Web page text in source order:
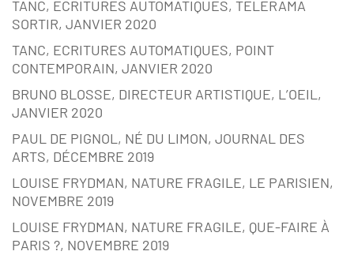
TANC, ECRITURES AUTOMATIQUES, TELERAMA
SORTIR, JANVIER 2020
TANC, ECRITURES AUTOMATIQUES, POINT
CONTEMPORAIN, JANVIER 2020
BRUNO BLOSSE, DIRECTEUR ARTISTIQUE, L’OEIL,
JANVIER 2020
PAUL DE PIGNOL, NÉ DU LIMON, JOURNAL DES
ARTS, DÉCEMBRE 2019
LOUISE FRYDMAN, NATURE FRAGILE, LE PARISIEN,
NOVEMBRE 2019
LOUISE FRYDMAN, NATURE FRAGILE, QUE-FAIRE À
PARIS ?, NOVEMBRE 2019